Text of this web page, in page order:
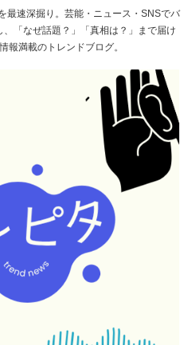
最速深掘り。芸能・ニュース・SNSでバ
「なぜ話題？」「真相は？」まで届け
報満載のトレンドブログ。